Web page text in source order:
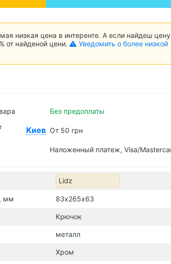
низкая цена в интеренте. А если найдеш цену
от найденой цени.
Уведомить о более низкой
Без предоплаты
Киев От 50 грн
Наложенный платеж, Visa/
Lidz
мм 83х265х63
Крючок
металл
Хром